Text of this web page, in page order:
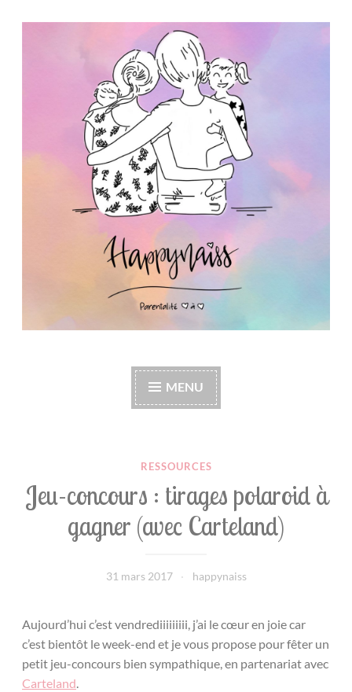
Happynaiss
Parentalité de coeur à coeur
MENU
RESSOURCES
Jeu-concours : tirages polaroid à
gagner (avec Carteland)
31 mars 2017 happynaiss
Aujourd’hui c’est vendrediiiiiiiii, j’ai le cœur en joie car
c’est bientôt le week-end et je vous propose pour fêter un
petit jeu-concours bien sympathique, en partenariat avec
Carteland.